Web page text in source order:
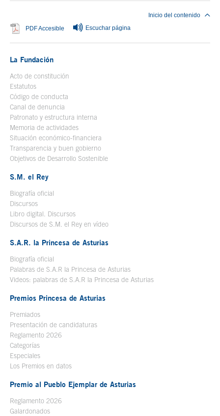
PDF Accesible Se abre en ventana nueva
Escuchar página
Inicio del contenido
La Fundación
Acto de constitución
Estatutos
Código de conducta
Canal de denuncia
Patronato y estructura interna
Memoria de actividades
Situación económico-financiera
Transparencia y buen gobierno
Objetivos de Desarrollo Sostenible
S.M. el Rey
Biografía oficial
Discursos
Libro digital. Discursos
Discursos de S.M. el Rey en vídeo
S.A.R. la Princesa de Asturias
Biografía oficial
Palabras de S.A.R la Princesa de Asturias
Videos: palabras de S.A.R la Princesa de Asturias
Premios Princesa de Asturias
Premiados
Presentación de candidaturas
Reglamento 2026
Categorías
Especiales
Los Premios en datos
Premio al Pueblo Ejemplar de Asturias
Reglamento 2026
Galardonados